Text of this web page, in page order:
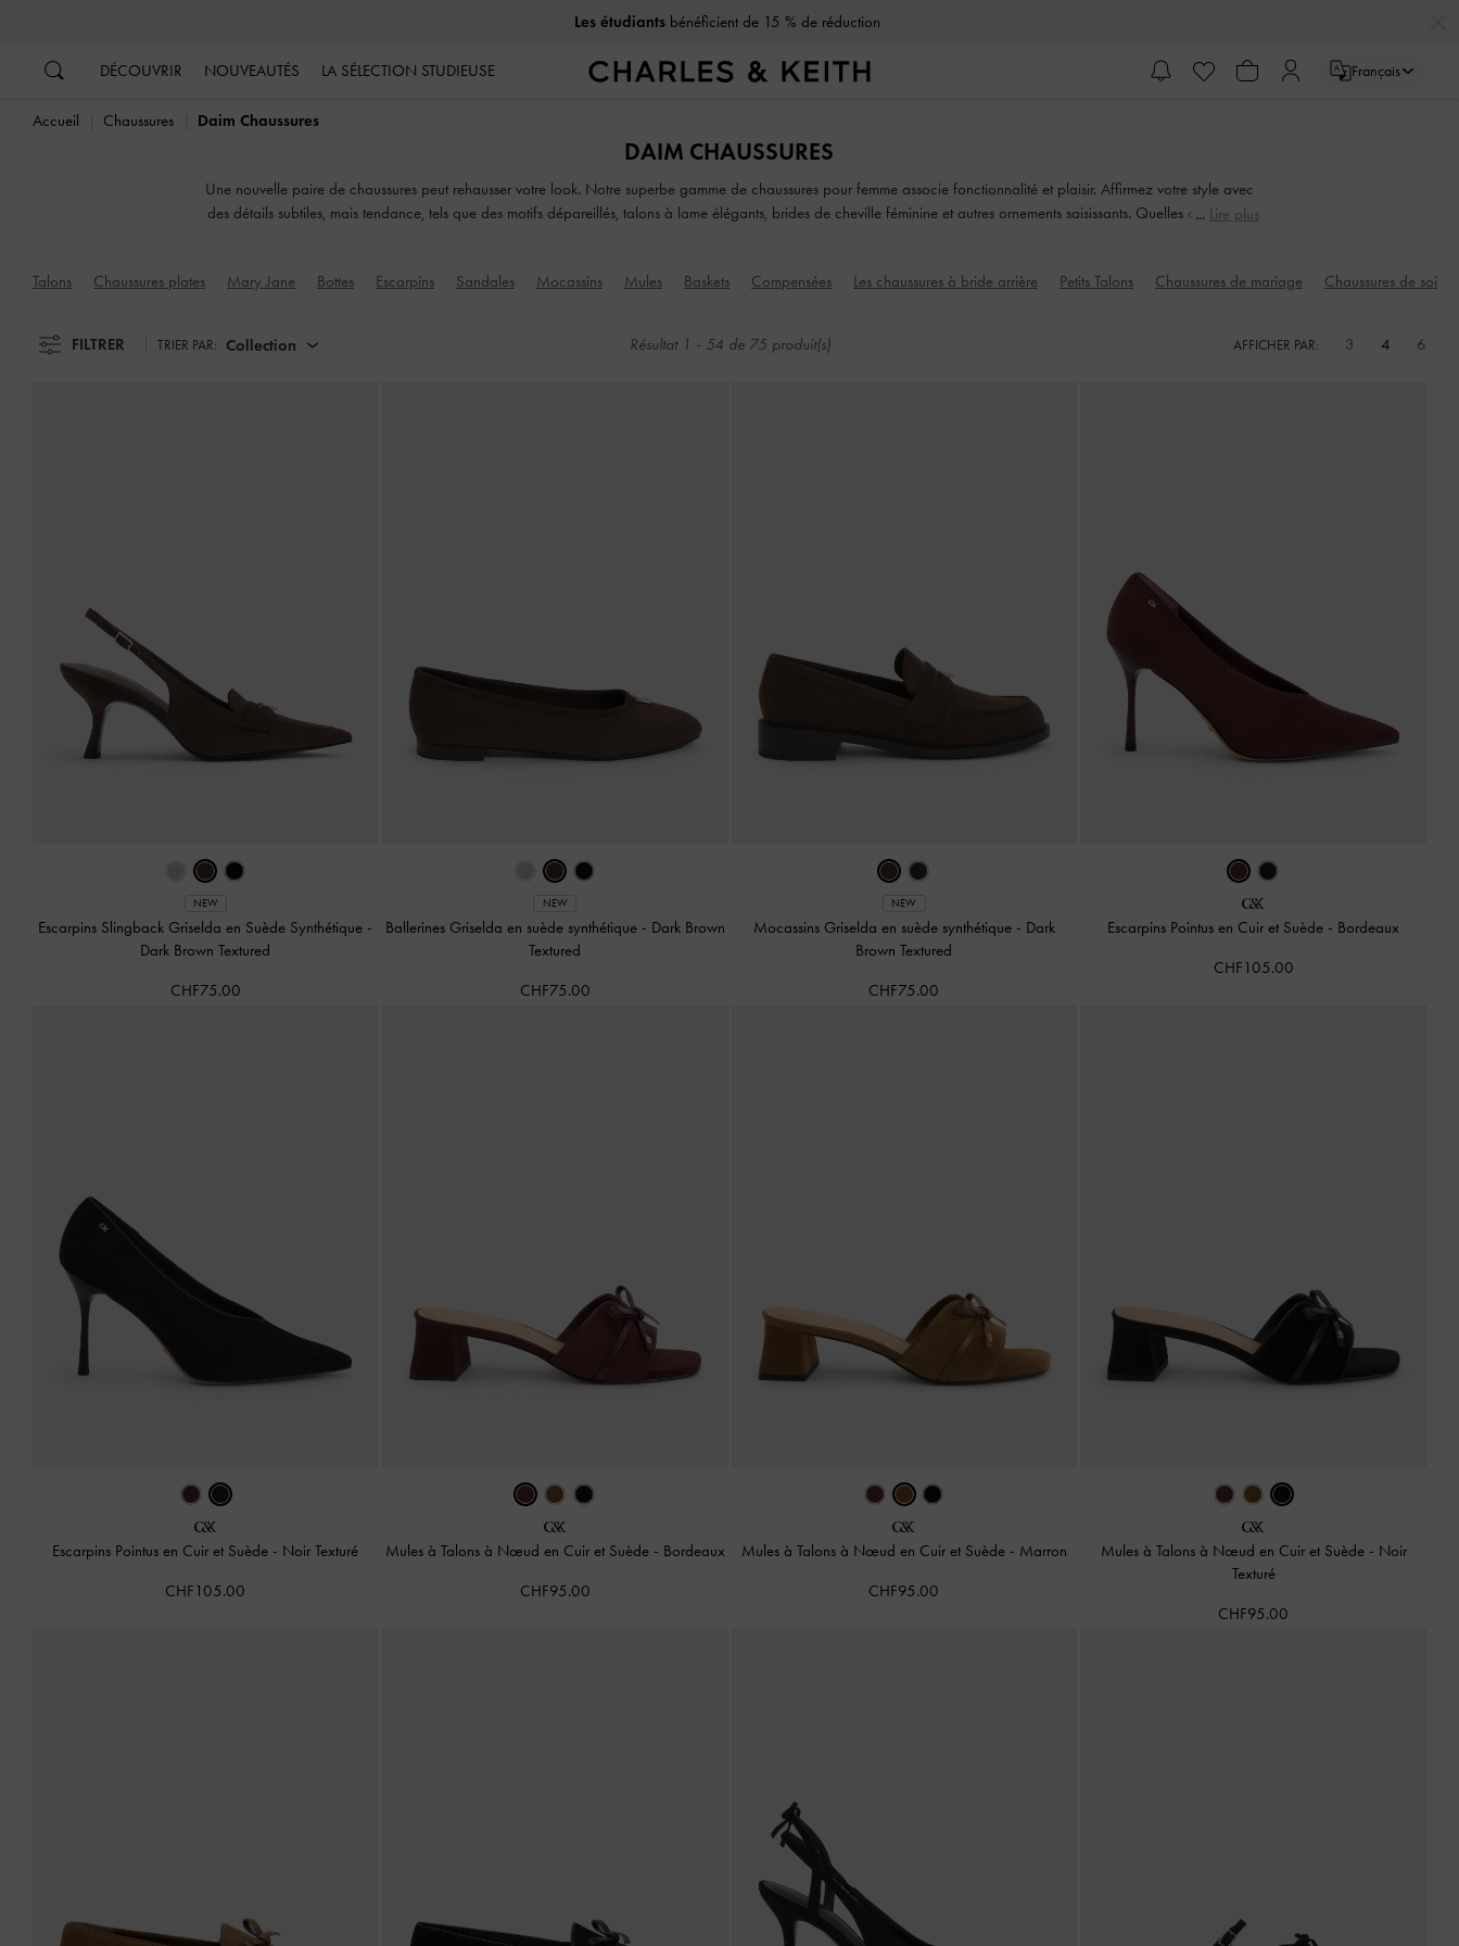
Les étudiants bénéficient de 15 % de réduction
DÉCOUVRIR NOUVEAUTÉS LA SÉLECTION STUDIEUSE Français
Accueil Chaussures Daim Chaussures
DAIM CHAUSSURES
Une nouvelle paire de chaussures peut rehausser votre look. Notre superbe gamme de chaussures pour femme associe fonctionnalité et plaisir. Affirmez votre style avec
des détails subtiles, mais tendance, tels que des motifs dépareillés, talons à lame élégants, brides de cheville féminine et autres ornements saisissants. Quelles que soient
Lire plus
Talons Chaussures plates Mary Jane Bottes Escarpins Sandales Mocassins Mules Baskets Compensées Les chaussures à bride arrière Petits Talons Chaussures de mariage Chaussures de soirée
FILTRER TRIER PAR: Collection Résultat 1 - 54 de 75 produit(s) AFFICHER PAR: 3 4 6
NEW
Escarpins Slingback Griselda en Suède Synthétique -
Dark Brown Textured
CHF75.00
NEW
Ballerines Griselda en suède synthétique - Dark Brown
Textured
CHF75.00
NEW
Mocassins Griselda en suède synthétique - Dark
Brown Textured
CHF75.00
Escarpins Pointus en Cuir et Suède - Bordeaux
CHF105.00
Escarpins Pointus en Cuir et Suède - Noir Texturé
CHF105.00
Mules à Talons à Nœud en Cuir et Suède - Bordeaux
CHF95.00
Mules à Talons à Nœud en Cuir et Suède - Marron
CHF95.00
Mules à Talons à Nœud en Cuir et Suède - Noir
Texturé
CHF95.00